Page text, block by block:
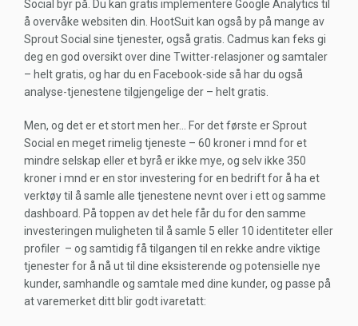
Social byr på. Du kan gratis implementere Google Analytics til
å overvåke websiten din. HootSuit kan også by på mange av
Sprout Social sine tjenester, også gratis. Cadmus kan feks gi
deg en god oversikt over dine Twitter-relasjoner og samtaler
– helt gratis, og har du en Facebook-side så har du også
analyse-tjenestene tilgjengelige der – helt gratis.
Men, og det er et stort men her… For det første er Sprout
Social en meget rimelig tjeneste – 60 kroner i mnd for et
mindre selskap eller et byrå er ikke mye, og selv ikke 350
kroner i mnd er en stor investering for en bedrift for å ha et
verktøy til å samle alle tjenestene nevnt over i ett og samme
dashboard. På toppen av det hele får du for den samme
investeringen muligheten til å samle 5 eller 10 identiteter eller
profiler – og samtidig få tilgangen til en rekke andre viktige
tjenester for å nå ut til dine eksisterende og potensielle nye
kunder, samhandle og samtale med dine kunder, og passe på
at varemerket ditt blir godt ivaretatt: